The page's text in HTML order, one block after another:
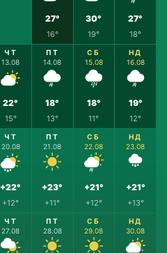
27°
16°
30°
19°
27°
18°
ЧТ
13.08
22°
15°
ПТ
14.08
18°
13°
СБ
15.08
18°
11°
НД
16.08
19°
12°
ЧТ
20.08
+22°
+12°
ПТ
21.08
+23°
+11°
СБ
22.08
+21°
+12°
НД
23.08
+21°
+13°
ЧТ
27.08
ПТ
28.08
СБ
29.08
НД
30.08